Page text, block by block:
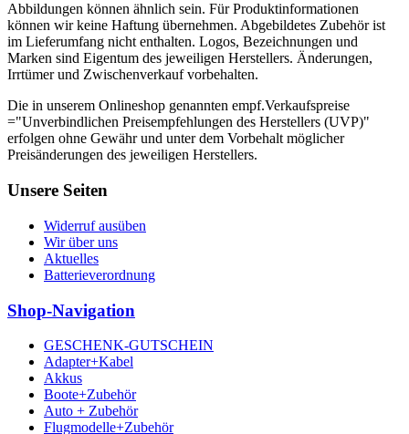
Abbildungen können ähnlich sein. Für Produktinformationen
können wir keine Haftung übernehmen. Abgebildetes Zubehör ist
im Lieferumfang nicht enthalten. Logos, Bezeichnungen und
Marken sind Eigentum des jeweiligen Herstellers. Änderungen,
Irrtümer und Zwischenverkauf vorbehalten.
Die in unserem Onlineshop genannten empf.Verkaufspreise
="Unverbindlichen Preisempfehlungen des Herstellers (UVP)"
erfolgen ohne Gewähr und unter dem Vorbehalt möglicher
Preisänderungen des jeweiligen Herstellers.
Unsere Seiten
Widerruf ausüben
Wir über uns
Aktuelles
Batterieverordnung
Shop-Navigation
GESCHENK-GUTSCHEIN
Adapter+Kabel
Akkus
Boote+Zubehör
Auto + Zubehör
Flugmodelle+Zubehör